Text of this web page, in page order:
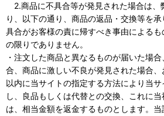
2.商品に不具合等が発見された場合は、
り、以下の通り、商品の返品・交換等を
具合がお客様の責に帰すべき事由によるも
の限りでありません。
・注文した商品と異なるものが届いた場
合、商品に激しい不良が発見された場合
以内に当サイトの指定する方法により当
し、良品もしくは代替との交換、これに
は、相当金額を返金するものとします。